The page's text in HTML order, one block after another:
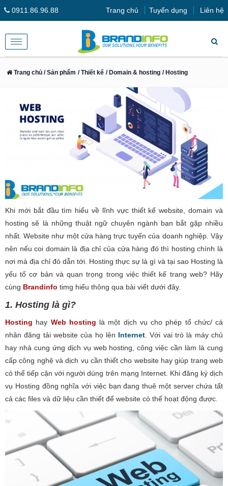
0911.86.96.88 Trang chủ Tuyển dụng Liên hệ
Toggle
navigation
Trang chủ / Sản phẩm / Thiết kế / Domain & hosting / Hosting
Khi mới bắt đầu tìm hiểu về lĩnh vực thiết kế website, domain và
hosting sẽ là những thuật ngữ chuyên ngành bạn bắt gặp nhiều
nhất. Website như một cửa hàng trực tuyến của doanh nghiệp. Vậy
nên nếu coi domain là địa chỉ của cửa hàng đó thì hosting chính là
nơi mà địa chỉ đó dẫn tới. Hosting thực sự là gì và tại sao Hosting là
yếu tố cơ bản và quan trọng trong việc thiết kế trang web? Hãy
cùng Brandinfo timg hiểu thông qua bài viết dưới đây.
1. Hosting là gì?
Hosting hay Web hosting là một dịch vụ cho phép tổ chức/ cá
nhân đăng tải website của họ lên Internet . Với vai trò là máy chủ
hay nhà cung ứng dịch vụ web hosting, công việc cần làm là cung
cấp công nghệ và dịch vụ cần thiết cho website hay giúp trang web
có thể tiếp cận với người dùng trên mạng Internet. Khi đăng ký dịch
vụ Hosting đồng nghĩa với việc bạn đang thuê một server chứa tất
cả các files và dữ liệu cần thiết để website có thể hoạt động được.